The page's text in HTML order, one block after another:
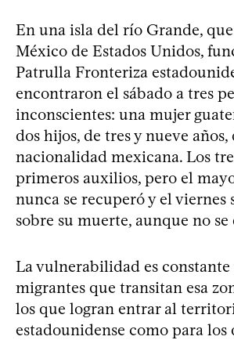
En una isla del río Grande,
México de Estados Unidos,
Patrulla Fronteriza
encontraron el sábado a tres
inconscientes: una mujer
dos hijos, de tres y nueve años,
nacionalidad mexicana. Los
primeros auxilios, pero el
nunca se recuperó y el viernes
sobre su muerte, aunque no se
La vulnerabilidad es constante
migrantes que transitan esa
los que logran entrar al
estadounidense como para los